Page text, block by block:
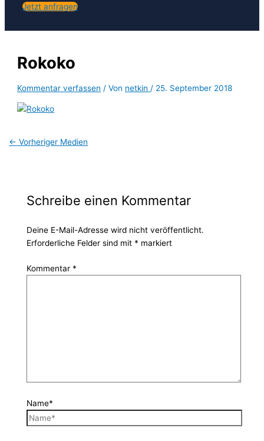
Jetzt anfragen
Rokoko
Kommentar verfassen / Von netkin / 25. September 2018
← Vorheriger Medien
Schreibe einen Kommentar
Deine E-Mail-Adresse wird nicht veröffentlicht.
Erforderliche Felder sind mit * markiert
Kommentar *
Name*